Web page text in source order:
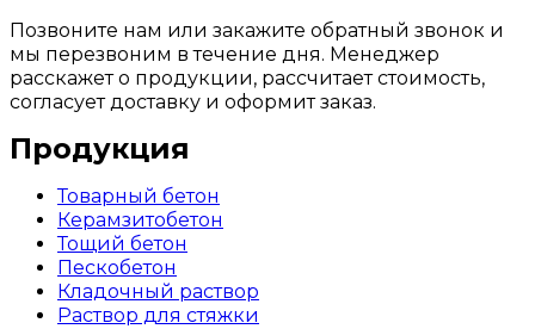
Позвоните нам или закажите обратный звонок и
мы перезвоним в течение дня. Менеджер
расскажет о продукции, рассчитает стоимость,
согласует доставку и оформит заказ.
Продукция
Товарный бетон
Керамзитобетон
Тощий бетон
Пескобетон
Кладочный раствор
Раствор для стяжки